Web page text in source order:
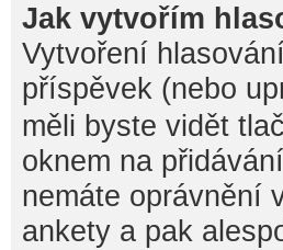
Jak vytvořím
Vytvoření
příspěvek (nebo
měli byste vidět
oknem na
nemáte oprávnění
ankety a pak